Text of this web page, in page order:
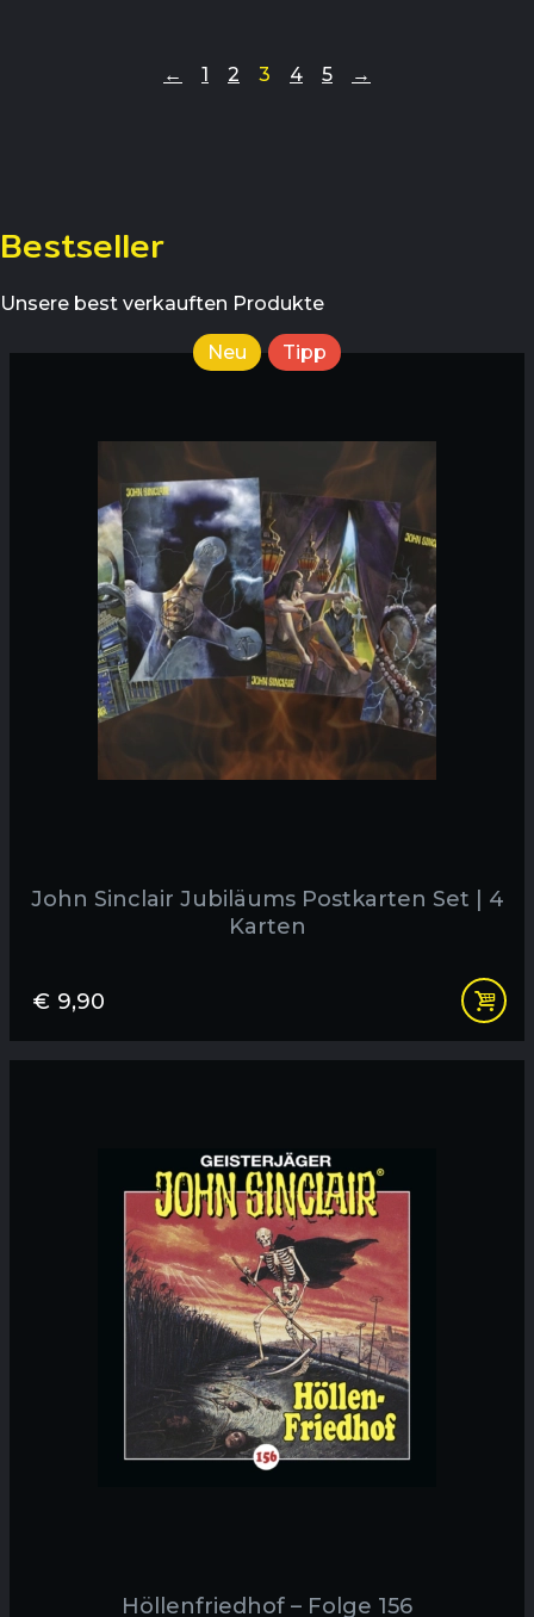
← 1 2 3 4 5 →
Bestseller
Unsere best verkauften Produkte
John Sinclair Jubiläums Postkarten Set | 4
Karten
€ 9,90
Neu Tipp
Höllenfriedhof – Folge 156